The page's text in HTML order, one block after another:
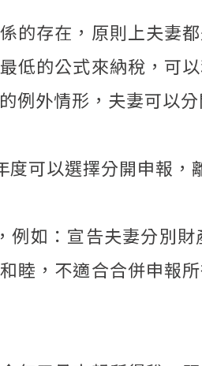
的存在，原則上夫妻
低的公式來納稅，可
例外情形，夫妻可以分
可以選擇分開申報，
例如：宣告夫妻分別
睦，不適合合併申報